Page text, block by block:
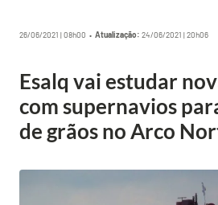
26/06/2021 | 08h00 • Atualização: 24/06/2021 | 20h06
Esalq vai estudar
com supernavios
de grãos no Arco